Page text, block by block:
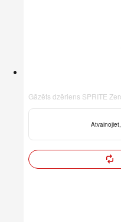
Gāzēts dzēriens SPRITE